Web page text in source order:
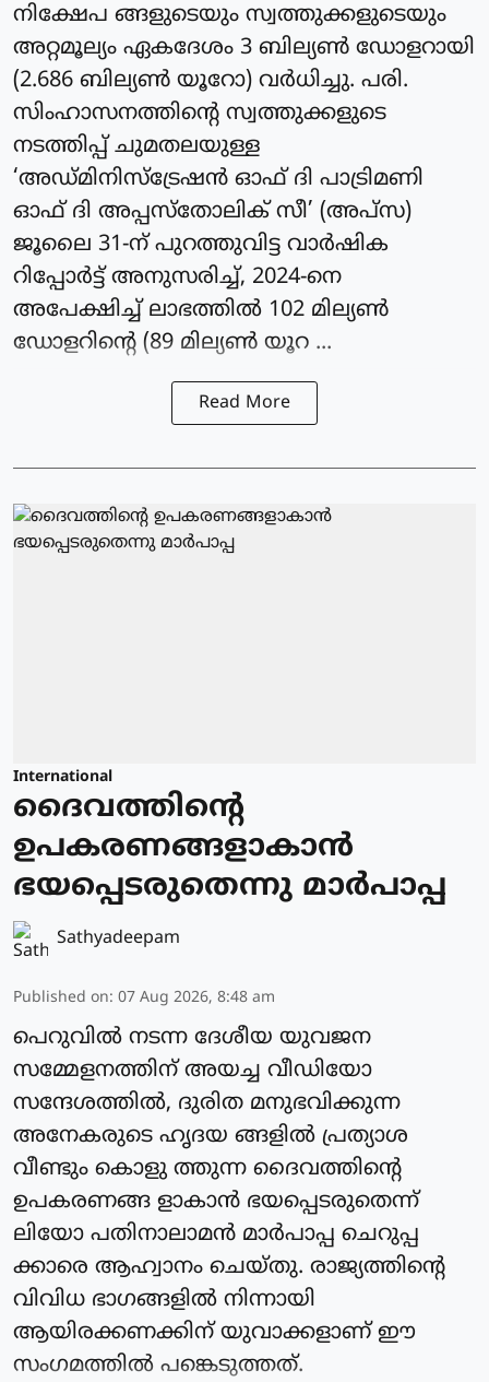
നിക്ഷേപ ങ്ങളുടെയും സ്വത്തുക്കളുടെയും
അറ്റമൂല്യം ഏകദേശം 3 ബില്യണ്‍ ഡോളറായി
(2.686 ബില്യണ്‍ യൂറോ) വർധിച്ചു. പരി.
സിംഹാസനത്തിന്റെ സ്വത്തുക്കളുടെ
നടത്തിപ്പ് ചുമതലയുള്ള
‘അഡ്മിനിസ്‌ട്രേഷന്‍ ഓഫ് ദി പാട്രിമണി
ഓഫ് ദി അപ്പസ്‌തോലിക് സീ’ (അപ്‌സ)
ജൂലൈ 31-ന് പുറത്തുവിട്ട വാര്‍ഷിക
റിപ്പോര്‍ട്ട് അനുസരിച്ച്, 2024-നെ
അപേക്ഷിച്ച് ലാഭത്തില്‍ 102 മില്യണ്‍
ഡോളറിന്റെ (89 മില്യണ്‍ യൂറ ...
Read More
International
ദൈവത്തിന്റെ
ഉപകരണങ്ങളാകാന്‍
ഭയപ്പെടരുതെന്നു മാര്‍പാപ്പ
Sathyadeepam
Published on: 07 Aug 2026, 8:48 am
പെറുവില്‍ നടന്ന ദേശീയ യുവജന
സമ്മേളനത്തിന് അയച്ച വീഡിയോ
സന്ദേശത്തില്‍, ദുരിത മനുഭവിക്കുന്ന
അനേകരുടെ ഹൃദയ ങ്ങളില്‍ പ്രത്യാശ
വീണ്ടും കൊളു ത്തുന്ന ദൈവത്തിന്റെ
ഉപകരണങ്ങ ളാകാന്‍ ഭയപ്പെടരുതെന്ന്
ലിയോ പതിനാലാമന്‍ മാര്‍പാപ്പ ചെറുപ്പ
ക്കാരെ ആഹ്വാനം ചെയ്തു. രാജ്യത്തിന്റെ
വിവിധ ഭാഗങ്ങളില്‍ നിന്നായി
ആയിരക്കണക്കിന് യുവാക്കളാണ് ഈ
സംഗമത്തില്‍ പങ്കെടുത്തത്.